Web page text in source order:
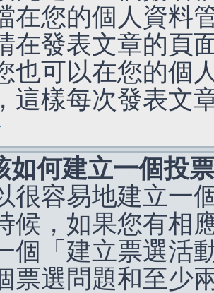
在您的個人資料
在發表文章的頁
也可以在您的個
這樣每次發表文
如何建立一個投
很容易地建立一
候，如果您有相
個「建立票選活
票選問題和至少